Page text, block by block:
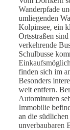
Wanderpfade
umliegenden
Kolpinsee, ein
Ortsstraßen
verkehrende
Schulbusse
finden sich im
Besonders
weit entfern.
Autominuten
Immobilie
an die
unverbaubaren